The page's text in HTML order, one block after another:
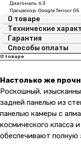
Диагональ: 6.3
Процессор: Google Tensor G5
О товаре
Технические
Гарантия
Способы оплаты
О товаре
Настолько же
Роскошный,
задней панелью из
панелью камеры с
космического класса
обеспечивают полную